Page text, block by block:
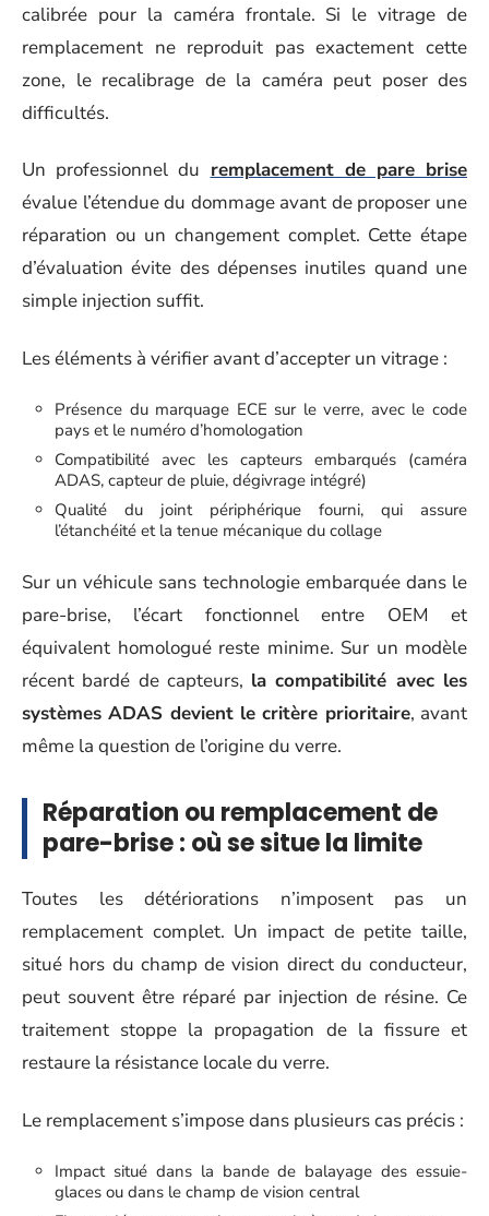
calibrée pour la caméra frontale. Si le vitrage de
remplacement ne reproduit pas exactement cette
zone, le recalibrage de la caméra peut poser des
difficultés.
Un professionnel du remplacement de pare brise
évalue l’étendue du dommage avant de proposer une
réparation ou un changement complet. Cette étape
d’évaluation évite des dépenses inutiles quand une
simple injection suffit.
Les éléments à vérifier avant d’accepter un vitrage :
Présence du marquage ECE sur le verre, avec le code
pays et le numéro d’homologation
Compatibilité avec les capteurs embarqués (caméra
ADAS, capteur de pluie, dégivrage intégré)
Qualité du joint périphérique fourni, qui assure
l’étanchéité et la tenue mécanique du collage
Sur un véhicule sans technologie embarquée dans le
pare-brise, l’écart fonctionnel entre OEM et
équivalent homologué reste minime. Sur un modèle
récent bardé de capteurs, la compatibilité avec les
systèmes ADAS devient le critère prioritaire, avant
même la question de l’origine du verre.
Réparation ou remplacement de
pare-brise : où se situe la limite
Toutes les détériorations n’imposent pas un
remplacement complet. Un impact de petite taille,
situé hors du champ de vision direct du conducteur,
peut souvent être réparé par injection de résine. Ce
traitement stoppe la propagation de la fissure et
restaure la résistance locale du verre.
Le remplacement s’impose dans plusieurs cas précis :
Impact situé dans la bande de balayage des essuie-
glaces ou dans le champ de vision central